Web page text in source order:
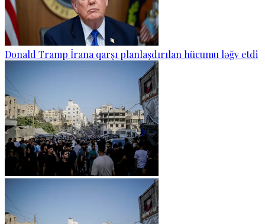
Donald Tramp İrana qarşı planlaşdırılan hücumu ləğv etdi